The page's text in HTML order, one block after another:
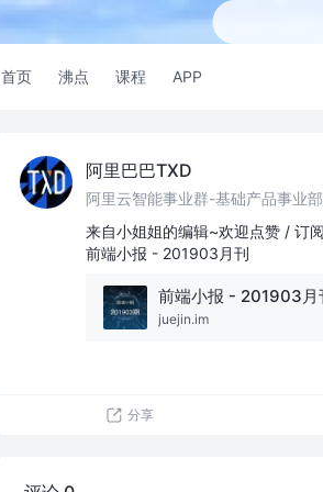
首页 沸点 课程 APP
阿里巴巴TXD
来自小姐姐的编辑~欢迎点赞 / 订
前端小报 - 201903月刊
前端小报 - 201903月
juejin.im
分享